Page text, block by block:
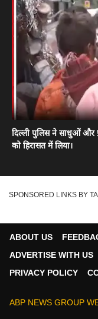
दिल्ली पुलिस ने साधुओं और
को हिरासत में लिया।
SPONSORED LINKS BY
ABOUT US
ADVERTISE WITH US
PRIVACY POLICY
ABP NEWS GROUP